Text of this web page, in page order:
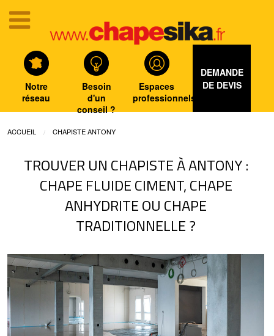
Notre
réseau
Besoin
d'un
conseil ?
Espaces
professionnels
DEMANDE
DE DEVIS
ACCUEIL CHAPISTE ANTONY
TROUVER UN CHAPISTE À ANTONY :
CHAPE FLUIDE CIMENT, CHAPE
ANHYDRITE OU CHAPE
TRADITIONNELLE ?